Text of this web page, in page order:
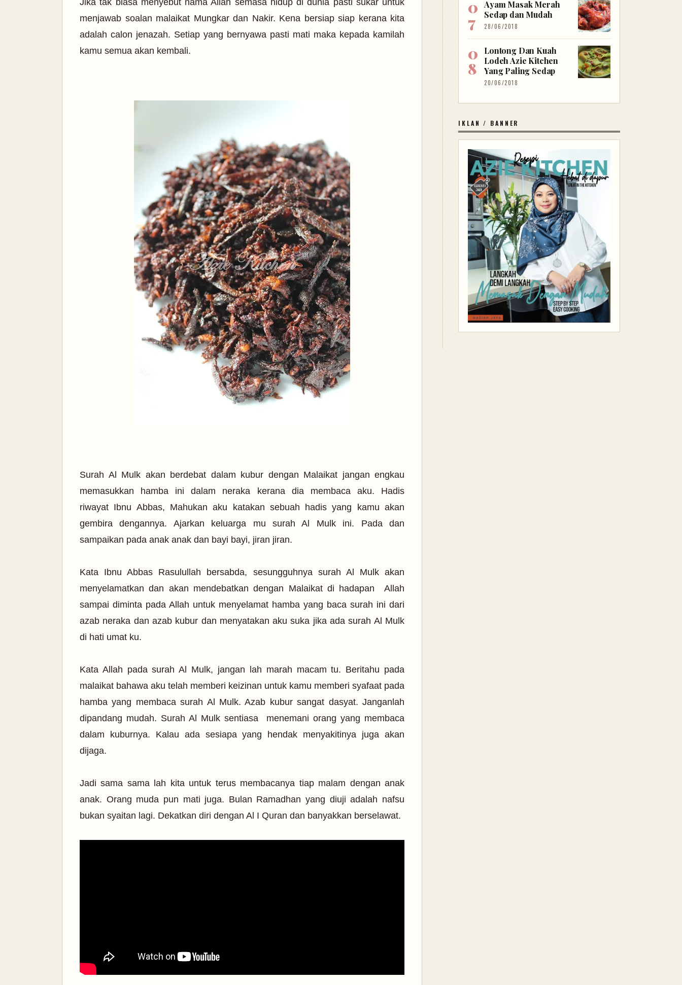
Jika tak biasa menyebut nama Allah semasa hidup di dunia pasti sukar untuk
menjawab soalan malaikat Mungkar dan Nakir. Kena bersiap siap kerana kita
adalah calon jenazah. Setiap yang bernyawa pasti mati maka kepada kamilah
kamu semua akan kembali.
Surah Al Mulk akan berdebat dalam kubur dengan Malaikat jangan engkau
memasukkan hamba ini dalam neraka kerana dia membaca aku. Hadis
riwayat Ibnu Abbas, Mahukan aku katakan sebuah hadis yang kamu akan
gembira dengannya. Ajarkan keluarga mu surah Al Mulk ini. Pada dan
sampaikan pada anak anak dan bayi bayi, jiran jiran.
Kata Ibnu Abbas Rasulullah bersabda, sesungguhnya surah Al Mulk akan
menyelamatkan dan akan mendebatkan dengan Malaikat di hadapan Allah
sampai diminta pada Allah untuk menyelamat hamba yang baca surah ini dari
azab neraka dan azab kubur dan menyatakan aku suka jika ada surah Al Mulk
di hati umat ku.
Kata Allah pada surah Al Mulk, jangan lah marah macam tu. Beritahu pada
malaikat bahawa aku telah memberi keizinan untuk kamu memberi syafaat pada
hamba yang membaca surah Al Mulk. Azab kubur sangat dasyat. Janganlah
dipandang mudah. Surah Al Mulk sentiasa menemani orang yang membaca
dalam kuburnya. Kalau ada sesiapa yang hendak menyakitinya juga akan
dijaga.
Jadi sama sama lah kita untuk terus membacanya tiap malam dengan anak
anak. Orang muda pun mati juga. Bulan Ramadhan yang diuji adalah nafsu
bukan syaitan lagi. Dekatkan diri dengan Al I Quran dan banyakkan berselawat.
Ayam Masak Merah
Sedap dan Mudah
28/06/2018
Lontong Dan Kuah
Lodeh Azie Kitchen
Yang Paling Sedap
20/06/2018
IKLAN / BANNER